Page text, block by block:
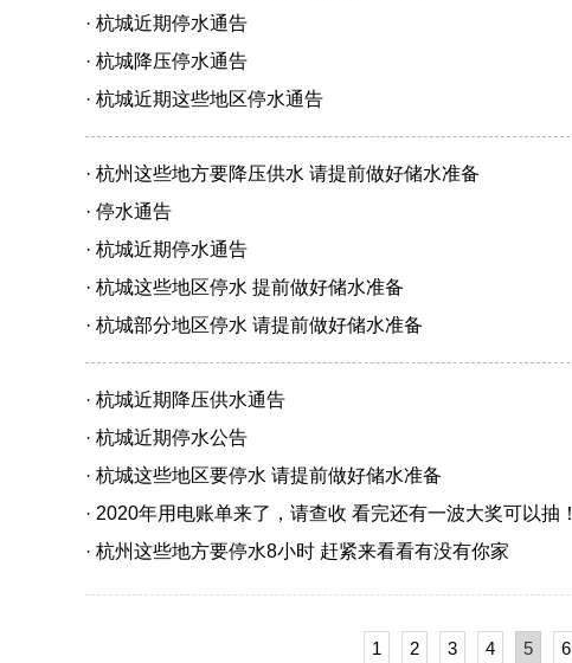
· 杭城近期停水通告
· 杭城降压停水通告
· 杭城近期这些地区停水通告
· 杭州这些地方要降压供水 请提前做好储水准备
· 停水通告
· 杭城近期停水通告
· 杭城这些地区停水 提前做好储水准备
· 杭城部分地区停水 请提前做好储水准备
· 杭城近期降压供水通告
· 杭城近期停水公告
· 杭城这些地区要停水 请提前做好储水准备
· 2020年用电账单来了，请查收 看完还有一波大奖可以抽！
· 杭州这些地方要停水8小时 赶紧来看看有没有你家
1 2 3 4 5 6